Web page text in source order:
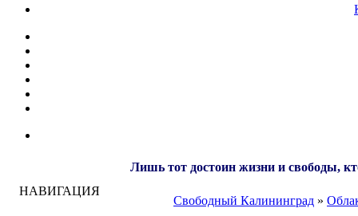
Лишь тот достоин жизни и свободы,
НАВИГАЦИЯ
Свободный Калининград »